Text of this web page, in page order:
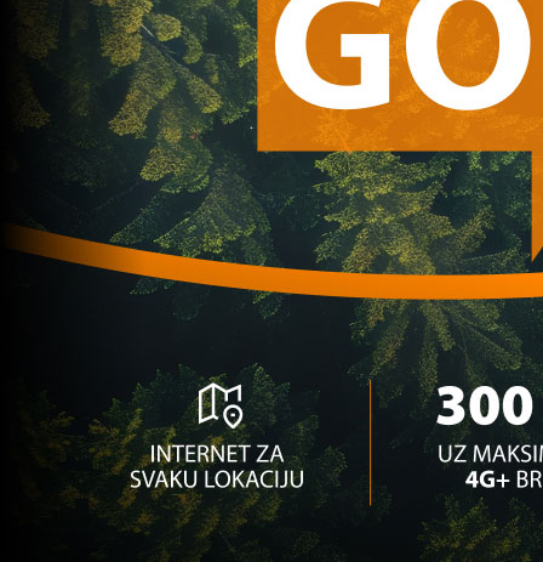
Bh. igrači
NOVI ZMAJ PAO NA TEŠKOM ISPITU: Dva gola u
mreži Nikole Vasilja
5 godina 4 mjesec
A Selekcija